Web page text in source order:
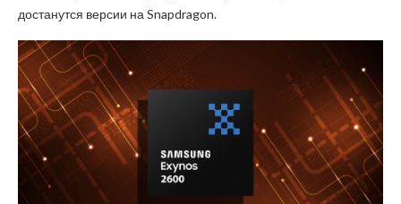
достанутся версии на Snapdragon.